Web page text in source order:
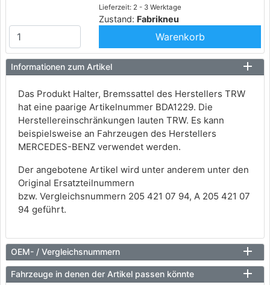
Lieferzeit: 2 - 3 Werktage
Zustand: Fabrikneu
Warenkorb
Informationen zum Artikel
Das Produkt Halter, Bremssattel des Herstellers TRW
hat eine paarige Artikelnummer BDA1229. Die
Herstellereinschränkungen lauten TRW. Es kann
beispielsweise an Fahrzeugen des Herstellers
MERCEDES-BENZ verwendet werden.
Der angebotene Artikel wird unter anderem unter den
Original Ersatzteilnummern
bzw. Vergleichsnummern 205 421 07 94, A 205 421 07
94 geführt.
OEM- / Vergleichsnummern
Fahrzeuge in denen der Artikel passen könnte